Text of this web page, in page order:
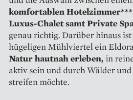
komfortablen
Luxus-Chalet samt Private
genau richtig. Darüber hinaus
hügeligen Mühlviertel ein
Natur hautnah erleben, in
aktiv sein und durch Wälder
streifen möchte.